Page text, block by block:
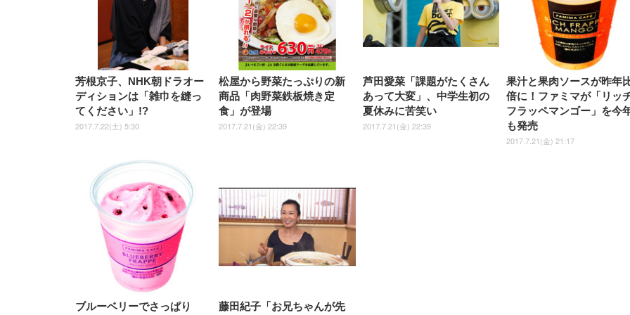
芳根京子、NHK朝ドラオー
ディションは「雑巾を縫っ
てください」!?
2017.7.22(土) 5:30
松屋から野菜たっぷりの新
商品「肉野菜鉄板焼き定
食」が登場
2017.7.21(金) 22:39
芦田愛菜「課題がたくさん
あって大変」、中学生初の
夏休みに苦笑い
2017.7.21(金) 22:39
果汁と果肉ソースが昨年
倍に！ファミマが「リッ
フラッペマンゴー」を今
も発売
2017.7.21(金) 21:17
ブルーベリーでさっぱり
藤田紀子「お兄ちゃんが先